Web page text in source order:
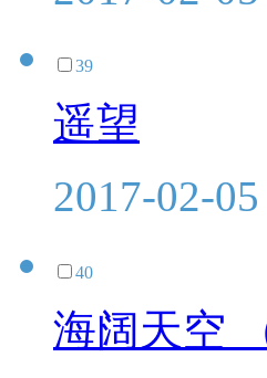
39
遥望
2017-02-05
40
海阔天空